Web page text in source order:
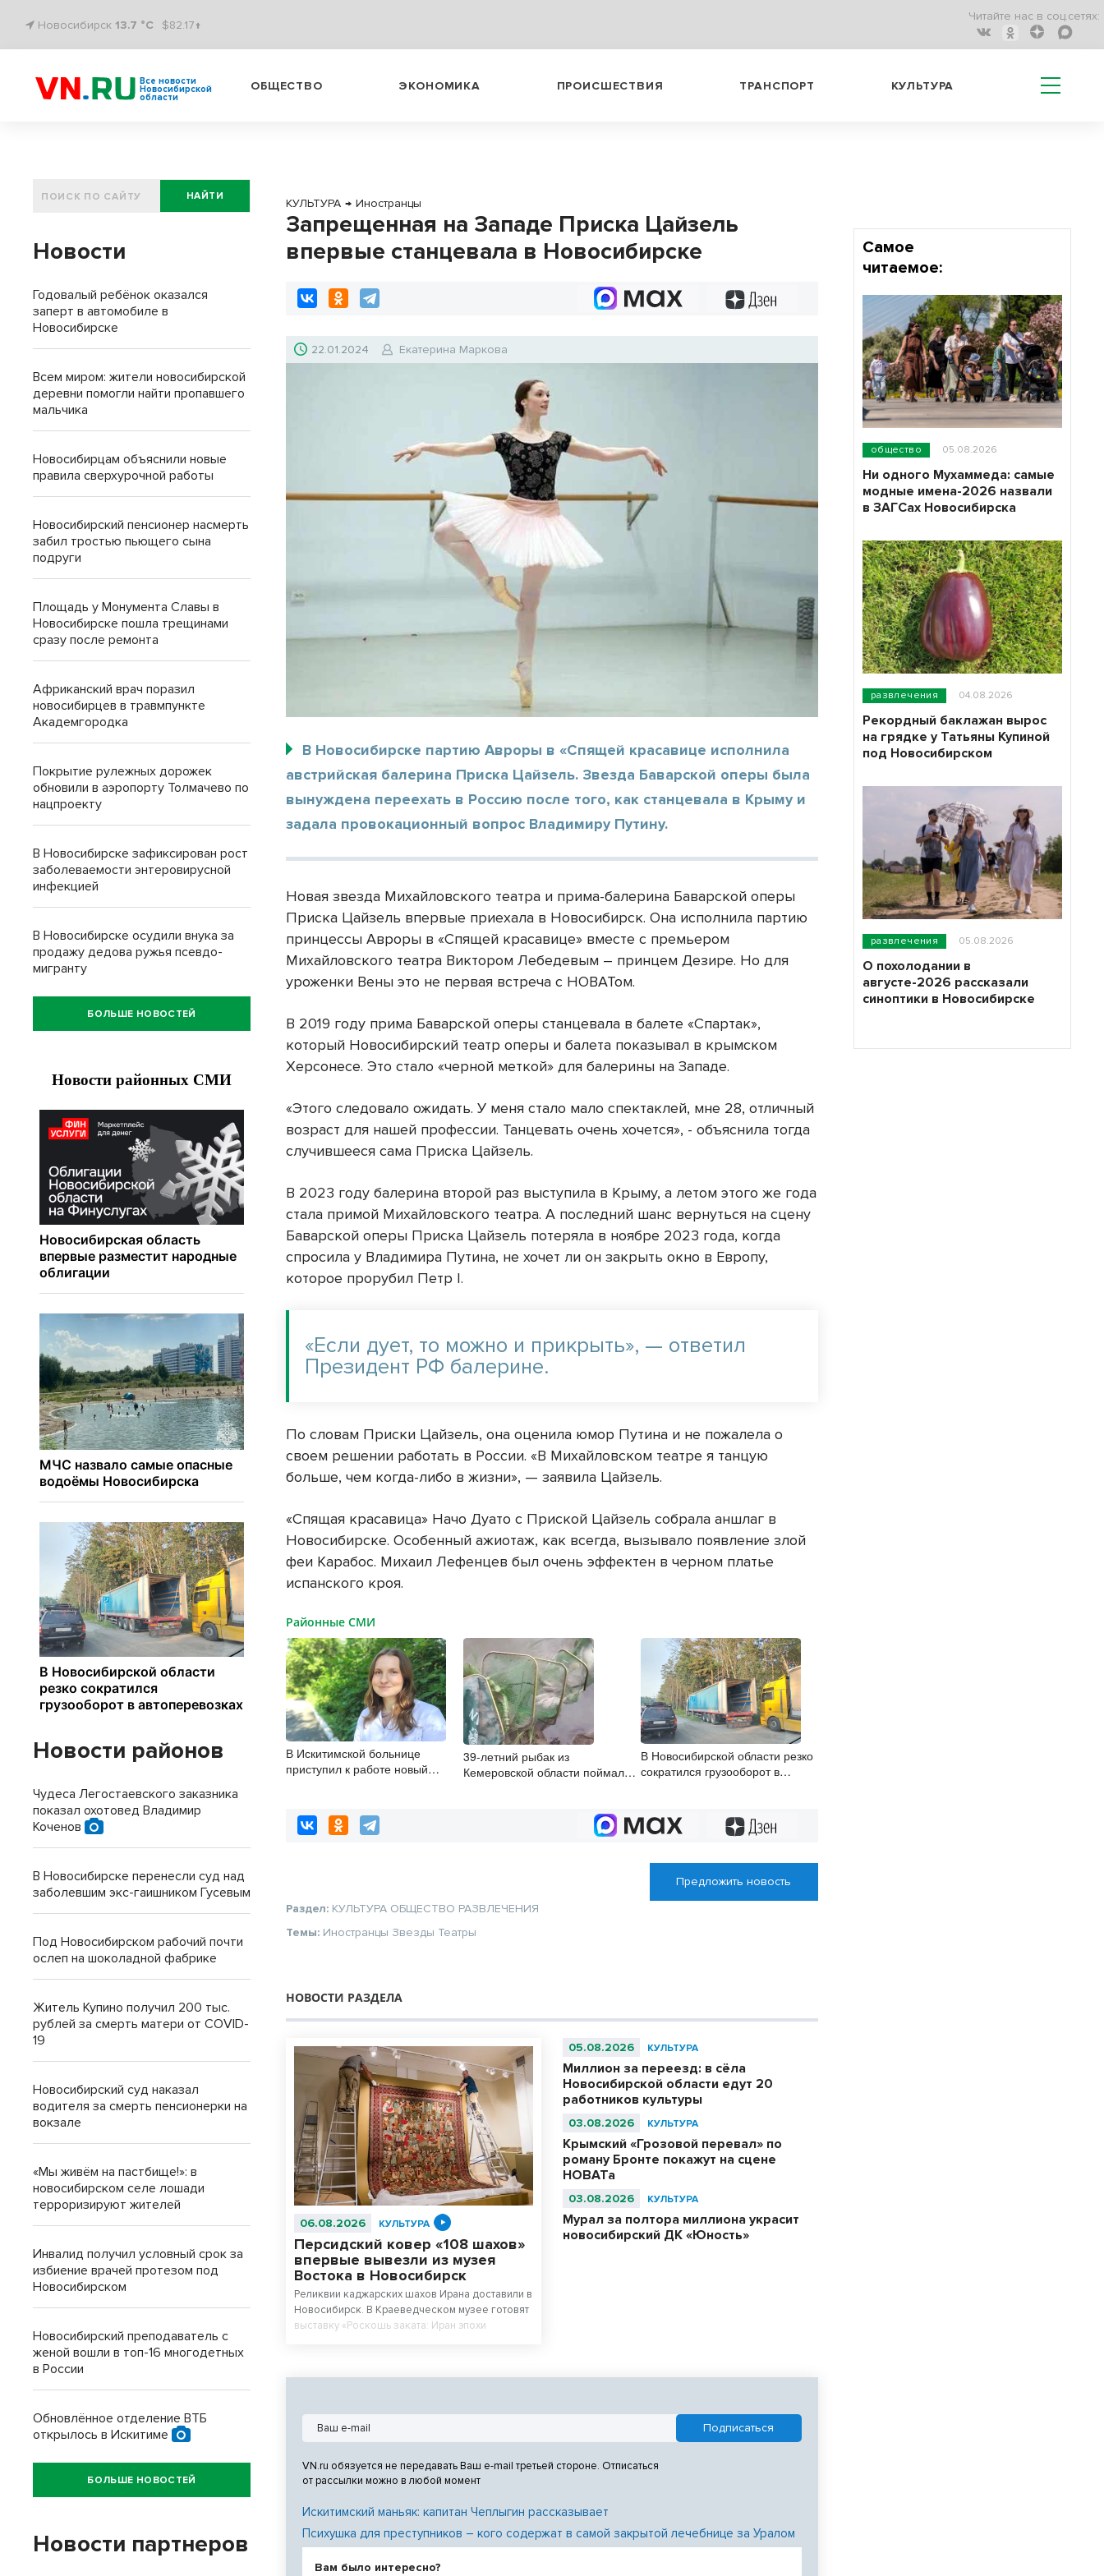
Новосибирск 13.7 °C $82.17↑
Читайте нас в соц.сетях:
Все новости
Новосибирской
области
ОБЩЕСТВО ЭКОНОМИКА ПРОИСШЕСТВИЯ ТРАНСПОРТ КУЛЬТУРА
КУЛЬТУРА → Иностранцы
Запрещенная на Западе Приска Цайзель
впервые станцевала в Новосибирске
22.01.2024 Екатерина Маркова
В Новосибирске партию Авроры в «Спящей красавице исполнила
австрийская балерина Приска Цайзель. Звезда Баварской оперы была
вынуждена переехать в Россию после того, как станцевала в Крыму и
задала провокационный вопрос Владимиру Путину.
Новая звезда Михайловского театра и прима-балерина Баварской оперы
Приска Цайзель впервые приехала в Новосибирск. Она исполнила партию
принцессы Авроры в «Спящей красавице» вместе с премьером
Михайловского театра Виктором Лебедевым – принцем Дезире. Но для
уроженки Вены это не первая встреча с НОВАТом.
В 2019 году прима Баварской оперы станцевала в балете «Спартак»,
который Новосибирский театр оперы и балета показывал в крымском
Херсонесе. Это стало «черной меткой» для балерины на Западе.
«Этого следовало ожидать. У меня стало мало спектаклей, мне 28, отличный
возраст для нашей профессии. Танцевать очень хочется», - объяснила тогда
случившееся сама Приска Цайзель.
В 2023 году балерина второй раз выступила в Крыму, а летом этого же года
стала примой Михайловского театра. А последний шанс вернуться на сцену
Баварской оперы Приска Цайзель потеряла в ноябре 2023 года, когда
спросила у Владимира Путина, не хочет ли он закрыть окно в Европу,
которое прорубил Петр I.
«Если дует, то можно и прикрыть», — ответил
Президент РФ балерине.
По словам Приски Цайзель, она оценила юмор Путина и не пожалела о
своем решении работать в России. «В Михайловском театре я танцую
больше, чем когда-либо в жизни», — заявила Цайзель.
«Спящая красавица» Начо Дуато с Приской Цайзель собрала аншлаг в
Новосибирске. Особенный ажиотаж, как всегда, вызывало появление злой
феи Карабос. Михаил Лефенцев был очень эффектен в черном платье
испанского кроя.
Районные СМИ
В Искитимской больнице
приступил к работе новый
39-летний рыбак из
Кемеровской области поймал в
В Новосибирской области резко
сократился грузооборот в
Предложить новость
Раздел: КУЛЬТУРА ОБЩЕСТВО РАЗВЛЕЧЕНИЯ
Темы: Иностранцы Звезды Театры
НОВОСТИ РАЗДЕЛА
06.08.2026 КУЛЬТУРА
Персидский ковер «108 шахов»
впервые вывезли из музея
Востока в Новосибирск
Реликвии каджарских шахов Ирана доставили в
Новосибирск. В Краеведческом музее готовят
выставку «Роскошь заката: Иран эпохи
05.08.2026 КУЛЬТУРА
Миллион за переезд: в сёла
Новосибирской области едут 20
работников культуры
03.08.2026 КУЛЬТУРА
Крымский «Грозовой перевал» по
роману Бронте покажут на сцене
НОВАТа
03.08.2026 КУЛЬТУРА
Мурал за полтора миллиона украсит
новосибирский ДК «Юность»
VN.ru обязуется не передавать Ваш e-mail третьей стороне. Отписаться
от рассылки можно в любой момент
Искитимский маньяк: капитан Чеплыгин рассказывает
Психушка для преступников – кого содержат в самой закрытой лечебнице за Уралом
Вам было интересно?
НАЙТИ
Новости
Годовалый ребёнок оказался
заперт в автомобиле в
Новосибирске
Всем миром: жители новосибирской
деревни помогли найти пропавшего
мальчика
Новосибирцам объяснили новые
правила сверхурочной работы
Новосибирский пенсионер насмерть
забил тростью пьющего сына
подруги
Площадь у Монумента Славы в
Новосибирске пошла трещинами
сразу после ремонта
Африканский врач поразил
новосибирцев в травмпункте
Академгородка
Покрытие рулежных дорожек
обновили в аэропорту Толмачево по
нацпроекту
В Новосибирске зафиксирован рост
заболеваемости энтеровирусной
инфекцией
В Новосибирске осудили внука за
продажу дедова ружья псевдо-
мигранту
БОЛЬШЕ НОВОСТЕЙ
Новости районов
Чудеса Легостаевского заказника
показал охотовед Владимир
Коченов
В Новосибирске перенесли суд над
заболевшим экс-гаишником Гусевым
Под Новосибирском рабочий почти
ослеп на шоколадной фабрике
Житель Купино получил 200 тыс.
рублей за смерть матери от COVID-
19
Новосибирский суд наказал
водителя за смерть пенсионерки на
вокзале
«Мы живём на пастбище!»: в
новосибирском селе лошади
терроризируют жителей
Инвалид получил условный срок за
избиение врачей протезом под
Новосибирском
Новосибирский преподаватель с
женой вошли в топ-16 многодетных
в России
Обновлённое отделение ВТБ
открылось в Искитиме
БОЛЬШЕ НОВОСТЕЙ
Новости партнеров
Самое
читаемое:
общество 05.08.2026
Ни одного Мухаммеда: самые
модные имена-2026 назвали
в ЗАГСах Новосибирска
развлечения 04.08.2026
Рекордный баклажан вырос
на грядке у Татьяны Купиной
под Новосибирском
развлечения 05.08.2026
О похолодании в
августе-2026 рассказали
синоптики в Новосибирске